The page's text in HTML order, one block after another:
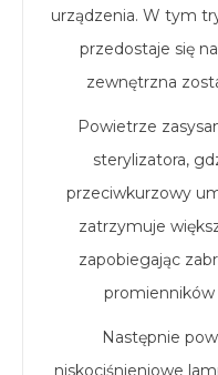
urządzenia. W tym
przedostaje się
zewnętrzna
Powietrze
sterylizatora,
przeciwkurzowy
zatrzymuje
zapobiegając
promienników
Następnie
niskociśnieniowe